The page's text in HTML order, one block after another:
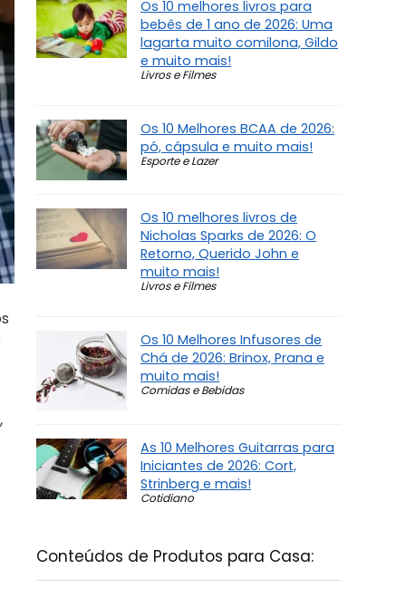
Os 10 melhores livros para
bebês de 1 ano de 2026: Uma
lagarta muito comilona, Gildo
e muito mais!
Livros e Filmes
Os 10 Melhores BCAA de 2026:
pó, cápsula e muito mais!
Esporte e Lazer
Os 10 melhores livros de
Nicholas Sparks de 2026: O
Retorno, Querido John e
muito mais!
Livros e Filmes
Os 10 Melhores Infusores de
Chá de 2026: Brinox, Prana e
muito mais!
Comidas e Bebidas
As 10 Melhores Guitarras para
Iniciantes de 2026: Cort,
Strinberg e mais!
Cotidiano
Conteúdos de Produtos para Casa: